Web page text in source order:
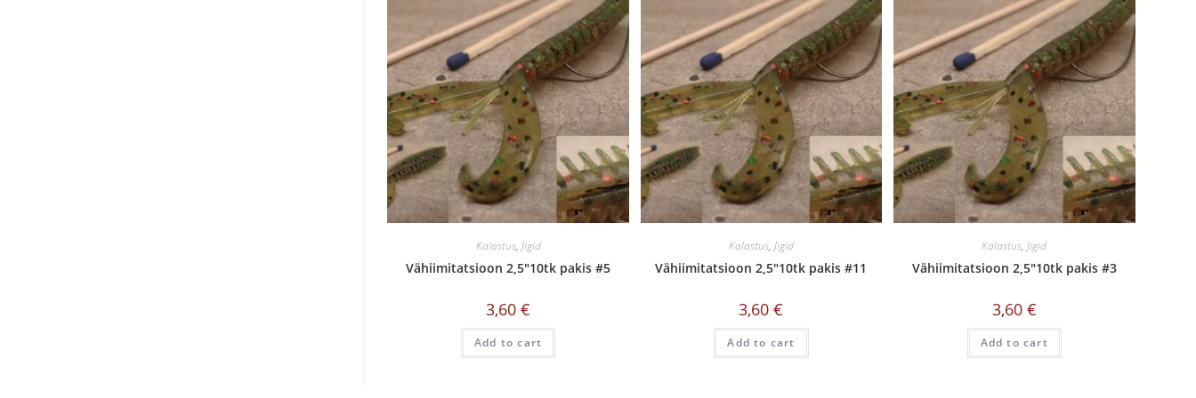
Kalastus, Jigid
Vähiimitatsioon 2,5″10tk pakis #5
3,60€
Add to cart
Kalastus, Jigid
Vähiimitatsioon 2,5″10tk pakis #11
3,60€
Add to cart
Kalastus,Jigid
Vähiimitatsioon 2,5″10tk pakis #3
3,60 €
Add to cart